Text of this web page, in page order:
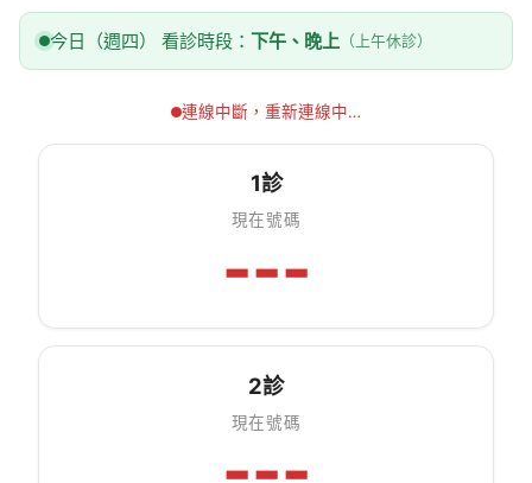
今日（週四） 看診時段： 下午、晚上 （上午休診）
連線中斷，重新連線中…
1診
現在號碼
---
2診
現在號碼